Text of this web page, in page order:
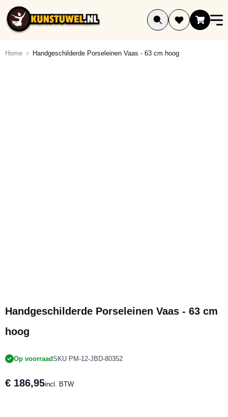
Ga naar de inhoud
Home Handgeschilderde Porseleinen Vaas - 63 cm hoog
Handgeschilderde Porseleinen Vaas - 63 cm
hoog
Op voorraadSKU PM-12-JBD-80352
€ 186,95incl. BTW